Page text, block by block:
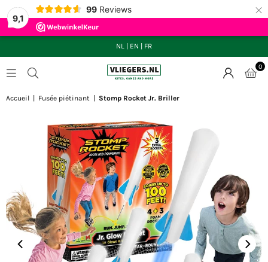
9,1
99 Reviews ×
NL EN FR
0
Accueil Fusée piétinant Stomp Rocket Jr. Briller